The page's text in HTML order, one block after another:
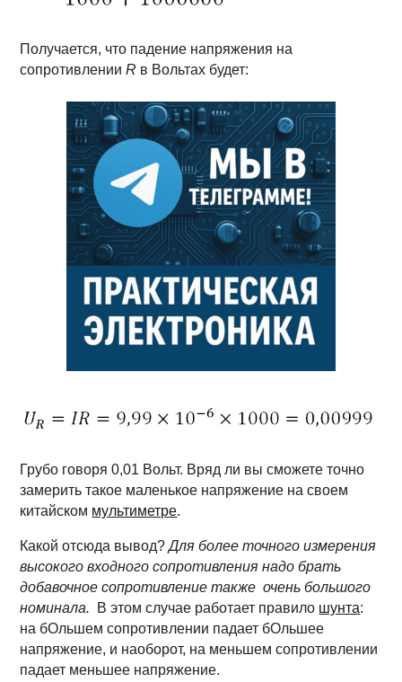
Получается, что падение напряжения на
сопротивленииR в Вольтах будет:
Грубо говоря 0,01 Вольт. Вряд ли вы сможете точно
замерить такое маленькое напряжение на своем
китайском мультиметре.
Какой отсюда вывод?Для более точного измерения
высокого входного сопротивления надо брать
добавочное сопротивление также очень большого
номинала.
В этом случае работает правило шунта:
на бОльшем сопротивлении падает бОльшее
напряжение, и наоборот, на меньшем сопротивлении
падает меньшее напряжение.